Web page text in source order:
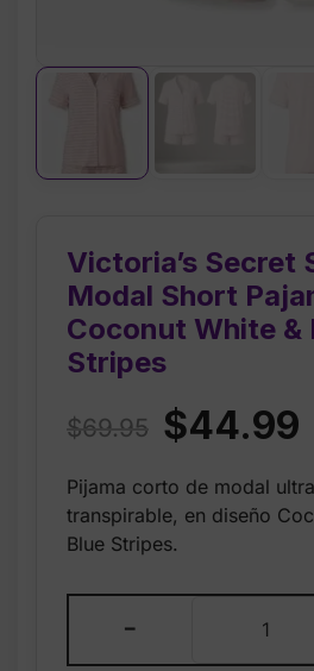
Victoria’s Secret
Modal Short
Coconut White &
Stripes
$69.95 Original
was:
$69.95.
$44.99
Pijama corto de modal
transpirable, en diseño
Blue Stripes.
-
Secret